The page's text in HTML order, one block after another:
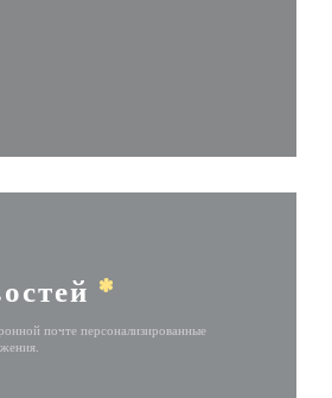
*
почте персонализированные